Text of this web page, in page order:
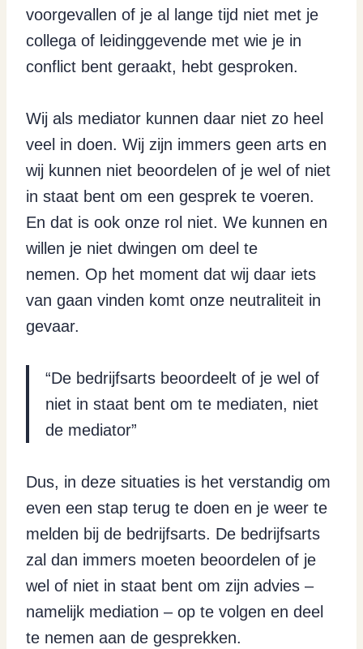
voorgevallen of je al lange tijd niet met je
collega of leidinggevende met wie je in
conflict bent geraakt, hebt gesproken.
Wij als mediator kunnen daar niet zo heel
veel in doen. Wij zijn immers geen arts en
wij kunnen niet beoordelen of je wel of niet
in staat bent om een gesprek te voeren.
En dat is ook onze rol niet. We kunnen en
willen je niet dwingen om deel te
nemen. Op het moment dat wij daar iets
van gaan vinden komt onze neutraliteit in
gevaar.
“De bedrijfsarts beoordeelt of je wel of
niet in staat bent om te mediaten, niet
de mediator”
Dus, in deze situaties is het verstandig om
even een stap terug te doen en je weer te
melden bij de bedrijfsarts. De bedrijfsarts
zal dan immers moeten beoordelen of je
wel of niet in staat bent om zijn advies –
namelijk mediation – op te volgen en deel
te nemen aan de gesprekken.